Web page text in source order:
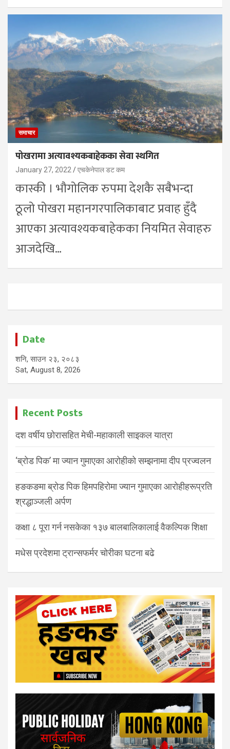
समाचार
पोखरामा अत्यावश्यकबाहेकका सेवा स्थगित
January 27, 2022 एचकेनेपाल डट कम
कास्की । भौगोलिक रुपमा देशकै सबैभन्दा
ठूलो पोखरा महानगरपालिकाबाट प्रवाह हुँदै
आएका अत्यावश्यकबाहेकका नियमित सेवाहरु
आजदेखि…
Date
शनि, साउन २३, २०८३
Sat, August 8, 2026
Recent Posts
दश वर्षीय छोरासहित मेची-महाकाली साइकल यात्रा
‘ब्रोड पिक’ मा ज्यान गुमाएका आरोहीको सम्झनामा दीप प्रज्वलन
हङकङमा ब्रोड पिक हिमपहिरोमा ज्यान गुमाएका आरोहीहरूप्रति
श्रद्धाञ्जली अर्पण
कक्षा ८ पूरा गर्न नसकेका १३७ बालबालिकालाई वैकल्पिक शिक्षा
मधेस प्रदेशमा ट्रान्सफर्मर चोरीका घटना बढे